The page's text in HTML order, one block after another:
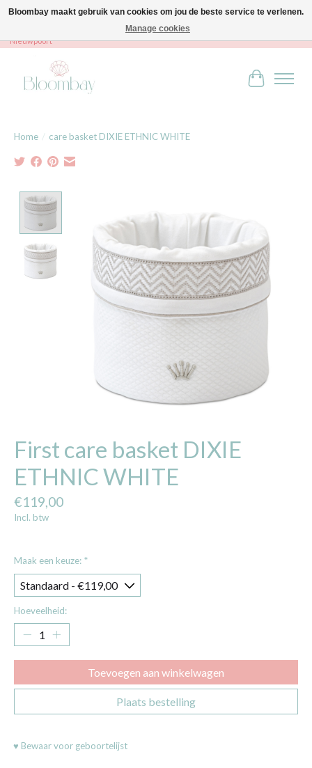
Bloombay - Babies & Kids - Bali home & interior - Robert Orlentpromenade 9A -
Nieuwpoort
Home / care basket DIXIE ETHNIC WHITE
First care basket DIXIE
ETHNIC WHITE
€119,00
Incl. btw
Maak een keuze: *
Hoeveelheid:
Toevoegen aan winkelwagen
Plaats bestelling
♥ Bewaar voor geboortelijst
Bloombay maakt gebruik van cookies om jou de beste service te verlenen.
Manage cookies